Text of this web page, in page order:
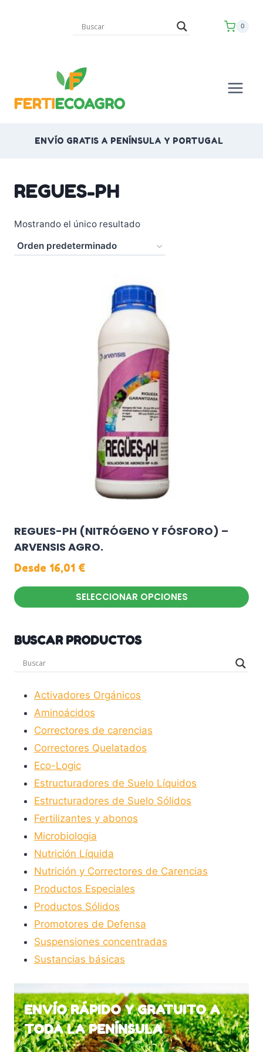
0
ENVÍO GRATIS A PENÍNSULA Y PORTUGAL
REGUES-PH
Mostrando el único resultado
REGUES-PH (NITRÓGENO Y FÓSFORO) –
ARVENSIS AGRO.
Desde 16,01 €
SELECCIONAR OPCIONES
tiene
múltiples
Las
opciones
pueden
página
de
producto
BUSCAR PRODUCTOS
Activadores Orgánicos
Aminoácidos
Correctores de carencias
Correctores Quelatados
Eco-Logic
Estructuradores de Suelo Líquidos
Estructuradores de Suelo Sólidos
Fertilizantes y abonos
Microbiologia
Nutrición Líquida
Nutrición y Correctores de Carencias
Productos Especiales
Productos Sólidos
Promotores de Defensa
Suspensiones concentradas
Sustancias básicas
ENVÍO RÁPIDO Y GRATUITO A
TODA LA PENÍNSULA